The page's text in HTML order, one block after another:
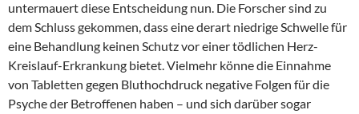
untermauert diese Entscheidung nun. Die Forscher sind zu
dem Schluss gekommen, dass eine derart niedrige Schwelle für
eine Behandlung keinen Schutz vor einer tödlichen Herz-
Kreislauf-Erkrankung bietet. Vielmehr könne die Einnahme
von Tabletten gegen Bluthochdruck negative Folgen für die
Psyche der Betroffenen haben – und sich darüber sogar